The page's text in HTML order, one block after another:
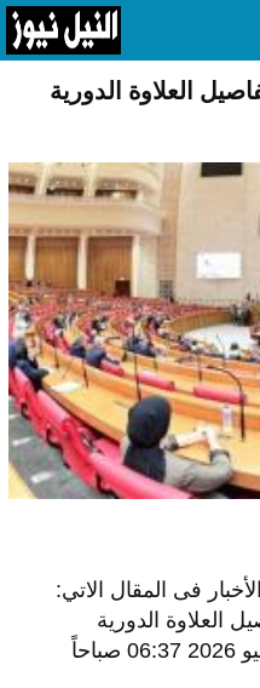
العلاوة الدورية
فى المقال الاتي:
العلاوة الدورية